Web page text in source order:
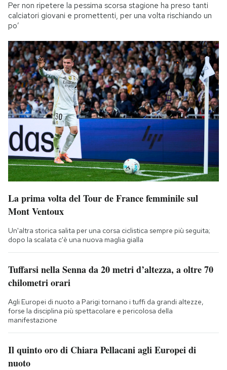
Per non ripetere la pessima scorsa stagione ha preso tanti
calciatori giovani e promettenti, per una volta rischiando un
po’
La prima volta del Tour de France femminile sul
Mont Ventoux
Un'altra storica salita per una corsa ciclistica sempre più seguita;
dopo la scalata c'è una nuova maglia gialla
Tuffarsi nella Senna da 20 metri d’altezza, a oltre 70
chilometri orari
Agli Europei di nuoto a Parigi tornano i tuffi da grandi altezze,
forse la disciplina più spettacolare e pericolosa della
manifestazione
Il quinto oro di Chiara Pellacani agli Europei di
nuoto